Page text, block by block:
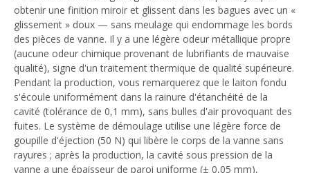
obtenir une finition miroir et glissent dans les bagues avec un «
glissement » doux — sans meulage qui endommage les bords
des pièces de vanne. Il y a une légère odeur métallique propre
(aucune odeur chimique provenant de lubrifiants de mauvaise
qualité), signe d'un traitement thermique de qualité supérieure.
Pendant la production, vous remarquerez que le laiton fondu
s'écoule uniformément dans la rainure d'étanchéité de la
cavité (tolérance de 0,1 mm), sans bulles d'air provoquant des
fuites. Le système de démoulage utilise une légère force de
goupille d'éjection (50 N) qui libère le corps de la vanne sans
rayures ; après la production, la cavité sous pression de la
vanne a une épaisseur de paroi uniforme (± 0,05 mm),